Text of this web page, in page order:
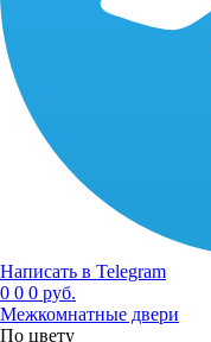
Написать в Telegram
0 0 0 руб.
Межкомнатные двери
По цвету